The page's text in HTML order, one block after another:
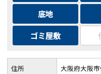
底地
ゴミ屋敷
住所 大阪府大阪